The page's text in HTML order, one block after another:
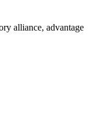
alliance, advantage